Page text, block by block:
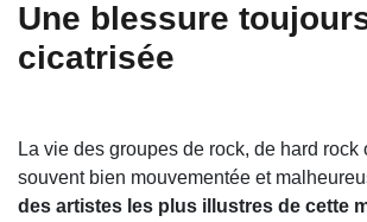
Une blessure
cicatrisée
La vie des groupes de rock, de hard rock
souvent bien mouvementée et
des artistes les plus illustres de cette